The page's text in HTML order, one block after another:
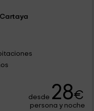
desde 28€
persona y noche